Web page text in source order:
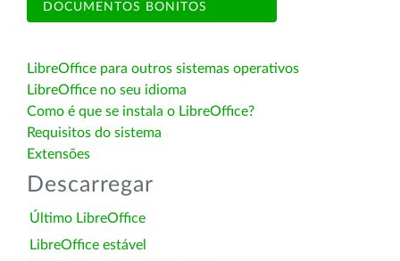
DOCUMENTOS BONITOS
LibreOffice para outros sistemas operativos
LibreOffice no seu idioma
Como é que se instala o LibreOffice?
Requisitos do sistema
Extensões
Descarregar
Último LibreOffice
LibreOffice estável